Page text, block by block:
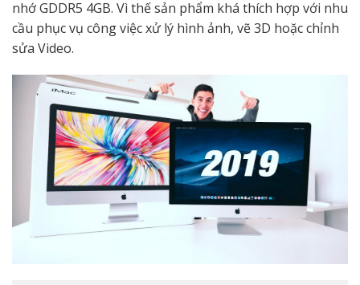
nhớ GDDR5 4GB. Vì thế sản phẩm khá thích hợp với nhu
cầu phục vụ công việc xử lý hình ảnh, vẽ 3D hoặc chỉnh
sửa Video.